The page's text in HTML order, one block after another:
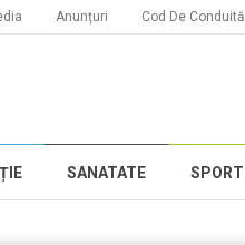
Anunțuri Cod De Conduită
SANATATE SPORT